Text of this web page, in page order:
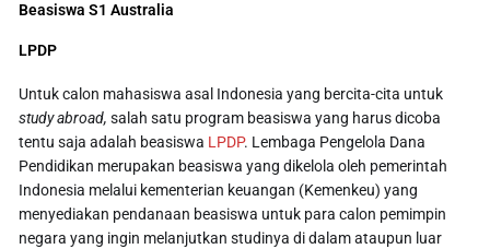
Beasiswa S1 Australia
LPDP
Untuk calon mahasiswa asal Indonesia yang bercita-cita untuk
study abroad,salah satu program beasiswa yang harus dicoba
tentu saja adalah beasiswa LPDP. Lembaga Pengelola Dana
Pendidikan merupakan beasiswa yang dikelola oleh pemerintah
Indonesia melalui kementerian keuangan (Kemenkeu) yang
menyediakan pendanaan beasiswa untuk para calon pemimpin
negara yang ingin melanjutkan studinya di dalam ataupun luar